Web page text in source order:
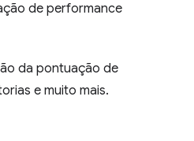
de performance
da pontuação de
e muito mais.